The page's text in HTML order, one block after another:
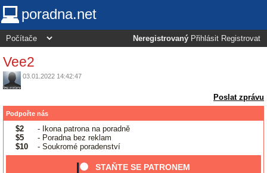
poradna.net
Neregistrovaný Přihlásit Registrovat
Vee2
03.01.2022 14:42:47
Poslat zprávu
Podpořte nás
$2
- Ikona patrona na poradně
$5
- Poradna bez reklam
$10
- Soukromé poradenství
STAŇTE SE PATRONEM